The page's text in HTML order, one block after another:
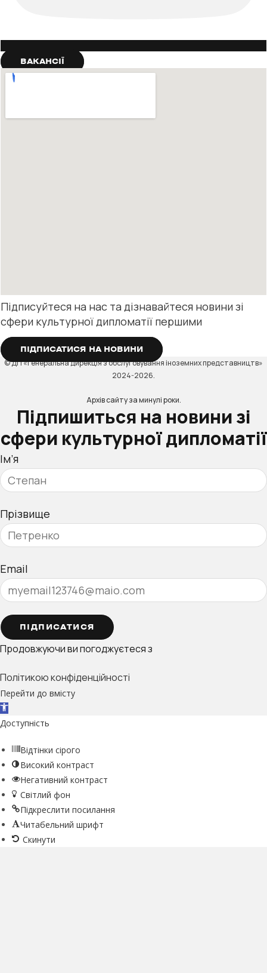
ВАКАНСІЇ
Підписуйтеся на нас та дізнавайтеся новини зі
сфери культурної дипломатії першими
ПІДПИСАТИСЯ НА НОВИНИ
© ДП «Генеральна дирекція з обслуговування іноземних представництв»
2024-2026.
Архів сайту за минулі роки.
Підпишиться на новини зі
сфери культурної дипломатії
Ім’я
Прізвище
Email
ПІДПИСАТИСЯ
Продовжуючи ви погоджуєтеся з
Політикою конфіденційності
Перейти до вмісту
Відкрити Панель інструментів
Доступність
Відтінки сірого
Високий контраст
Негативний контраст
Світлий фон
Підкреслити посилання
Читабельний шрифт
Скинути